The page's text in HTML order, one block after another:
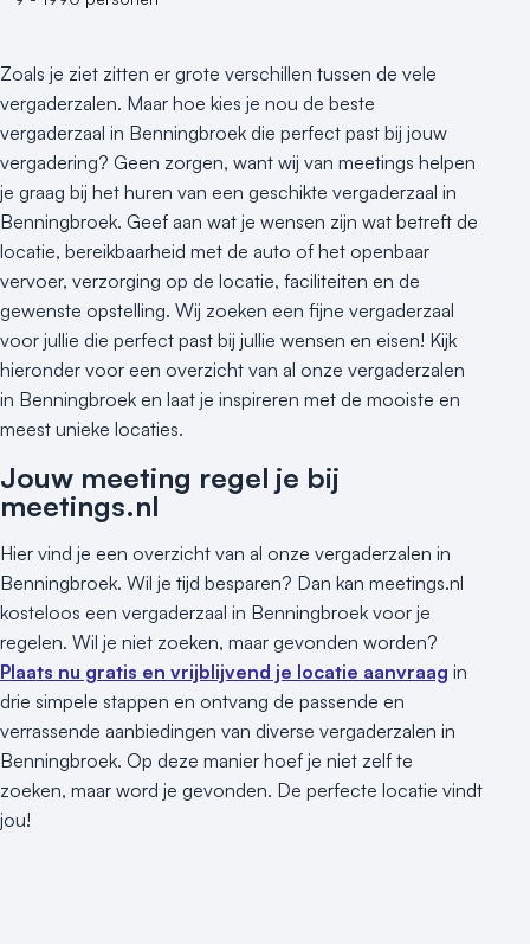
Zoals je ziet zitten er grote verschillen tussen de vele
vergaderzalen. Maar hoe kies je nou de beste
vergaderzaal in Benningbroek die perfect past bij jouw
vergadering? Geen zorgen, want wij van meetings helpen
je graag bij het huren van een geschikte vergaderzaal in
Benningbroek. Geef aan wat je wensen zijn wat betreft de
locatie, bereikbaarheid met de auto of het openbaar
vervoer, verzorging op de locatie, faciliteiten en de
gewenste opstelling. Wij zoeken een fijne vergaderzaal
voor jullie die perfect past bij jullie wensen en eisen! Kijk
hieronder voor een overzicht van al onze vergaderzalen
in Benningbroek en laat je inspireren met de mooiste en
meest unieke locaties.
Jouw meeting regel je bij
meetings.nl
Hier vind je een overzicht van al onze vergaderzalen in
Benningbroek. Wil je tijd besparen? Dan kan meetings.nl
kosteloos een vergaderzaal in Benningbroek voor je
regelen. Wil je niet zoeken, maar gevonden worden?
Plaats nu gratis en vrijblijvend je locatie aanvraag in
drie simpele stappen en ontvang de passende en
verrassende aanbiedingen van diverse vergaderzalen in
Benningbroek. Op deze manier hoef je niet zelf te
zoeken, maar word je gevonden. De perfecte locatie vindt
jou!